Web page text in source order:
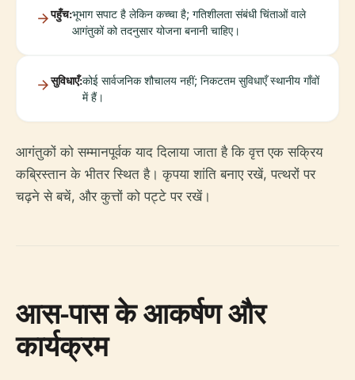
पहुँच:भूभाग सपाट है लेकिन कच्चा है; गतिशीलता संबंधी चिंताओं वाले
आगंतुकों को तदनुसार योजना बनानी चाहिए।
सुविधाएँ:कोई सार्वजनिक शौचालय नहीं; निकटतम सुविधाएँ स्थानीय गाँवों
में हैं।
आगंतुकों को सम्मानपूर्वक याद दिलाया जाता है कि वृत्त एक सक्रिय
कब्रिस्तान के भीतर स्थित है। कृपया शांति बनाए रखें, पत्थरों पर
चढ़ने से बचें, और कुत्तों को पट्टे पर रखें।
आस-पास के आकर्षण और
कार्यक्रम